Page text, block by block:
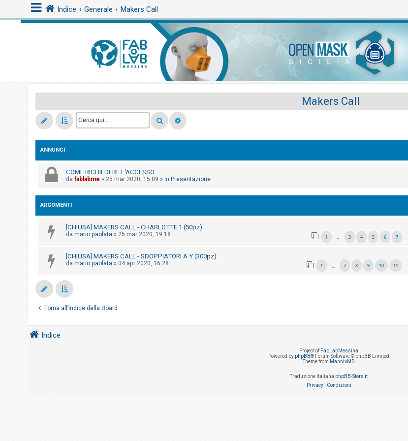
Indice Generale Makers Call
Makers Call
ANNUNCI
COME RICHIEDERE L'ACCESSO
da fablabme » 25 mar 2020, 15:09 » in Presentazione
ARGOMENTI
[CHIUSA] MAKERS CALL - CHARLOTTE 1 (50pz)
da mario.paolata » 25 mar 2020, 19:18 1 3 4 5 6 7
[CHIUSA] MAKERS CALL - SDOPPIATORI A Y (300pz)
da mario.paolata » 04 apr 2020, 16:28 1 7 8 9 10 11
Torna all’Indice della Board
Indice
Project of FabLabMessina
Powered by phpBB® Forum Software © phpBB Limited
Theme from MannixMD
Traduzione Italiana phpBB-Store.it
Privacy| Condizioni